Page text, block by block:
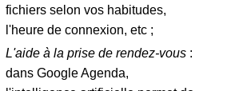
fichiers selon vos habitudes,
l'heure de connexion, etc ;
L'aide à la prise de rendez-vous:
dans Google Agenda,